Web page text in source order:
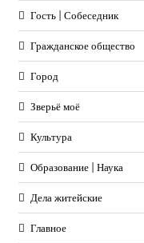
Гость | Собеседник
Гражданское общество
Город
Зверьё моё
Культура
Образование | Наука
Дела житейские
Главное